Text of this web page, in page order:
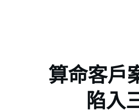
算命客戶
陷入